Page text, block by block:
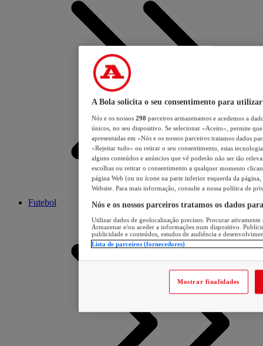
Futebol
A Bola solicita o seu consentimento para utilizar
Nós e os nossos 298 parceiros armazenamos e acedemos a
únicos, no seu dispositivo. Se selecionar «Aceito», permite
apresentadas em «Nós e os nossos parceiros tratamos dados
«Rejeitar tudo» ou retirar o seu consentimento, estas
alguns conteúdos e anúncios que vê poderão não ser tão
escolhas ou retirar o consentimento a qualquer momento
página Web (ou no ícone na parte inferior esquerda da página,
Website. Para mais informação, consulte a nossa política de
Nós e os nossos parceiros tratamos os dados
Utilizar dados de geolocalização precisos. Procurar
Armazenar e/ou aceder a informações num dispositivo.
publicidade e conteúdos, estudos de audiência e
Lista de parceiros (fornecedores)
Mostrar finalidades